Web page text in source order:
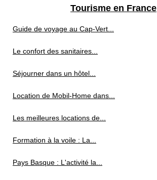
Tourisme en France
Guide de voyage au Cap‑Vert...
Le confort des sanitaires...
Séjourner dans un hôtel...
Location de Mobil-Home dans...
Les meilleures locations de...
Formation à la voile : La...
Pays Basque : L'activité la...